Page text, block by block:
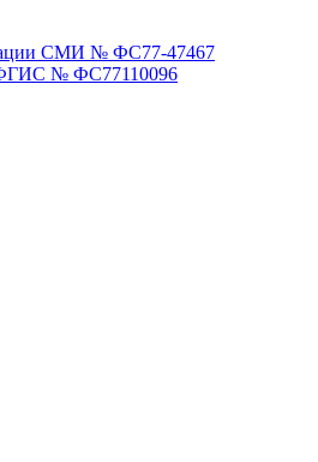
СМИ № ФС77-47467
№ ФС77110096